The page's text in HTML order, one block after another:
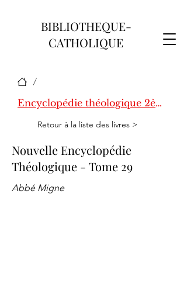
BIBLIOTHEQUE-
CATHOLIQUE
/
Encyclopédie théologique 2ème série
Retour à la liste des livres >
Nouvelle Encyclopédie
Théologique - Tome 29
Abbé Migne